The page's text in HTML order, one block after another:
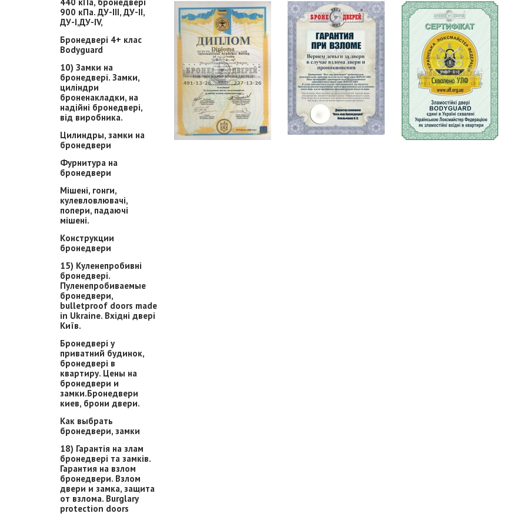
900 кПа. ДУ-ІІІ, ДУ-ІІ,
ДУ-І,ДУ-ІV,
Бронедвері 4+ клас
Bodyguard
10) Замки на
бронедвері. Замки,
циліндри
броненакладки, на
надійні бронедвері,
від виробника.
Цилиндры, замки на
бронедвери
Фурнитура на
бронедвери
Мішені, гонги,
кулевловлювачі,
попери, падаючі
мішені.
Конструкции
бронедвери
15) Куленепробивні
бронедвері.
Пуленепробиваемые
бронедвери,
bulletproof doors made
in Ukraine. Вхідні двері
Київ.
Бронедвері у
приватний будинок,
бронедвері в
квартиру. Цены на
бронедвери и
замки.Бронедвери
киев, брони двери.
Как выбрать
бронедвери, замки
18) Гарантія на злам
бронедвері та замків.
Гарантия на взлом
бронедвери. Взлом
двери и замка, защита
от взлома. Burglary
protection doors